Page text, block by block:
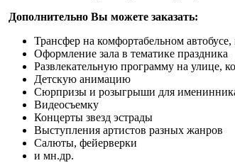
Дополнительно Вы можете заказать:
Трансфер на комфортабельном
Оформление зала в тематике праздника
Развлекательную программу на улице,
Детскую анимацию
Сюрпризы и розыгрыши для
Видеосъемку
Концерты звезд эстрады
Выступления артистов разных жанров
Салюты, фейерверки
и мн.др.